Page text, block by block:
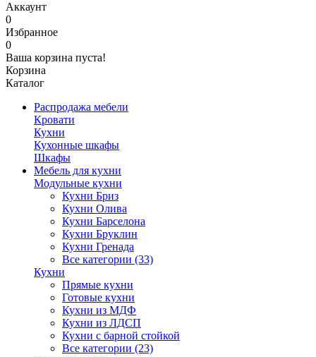
Аккаунт
0
Избранное
0
Ваша корзина пуста!
Корзина
Каталог
Распродажа мебели
Кровати
Кухни
Кухонные шкафы
Шкафы
Мебель для кухни
Модульные кухни
Кухни Бриз
Кухни Олива
Кухни Барселона
Кухни Бруклин
Кухни Гренада
Все категории (33)
Кухни
Прямые кухни
Готовые кухни
Кухни из МДФ
Кухни из ЛДСП
Кухни с барной стойкой
Все категории (23)